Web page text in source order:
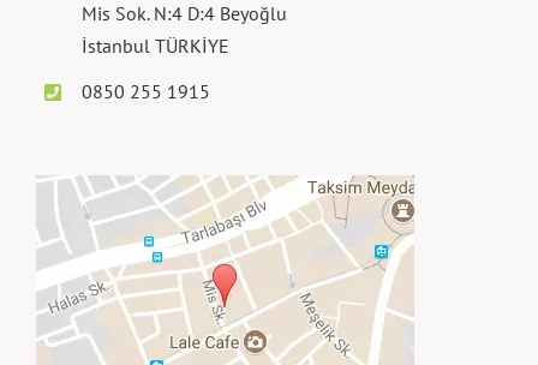
Mis Sok. N:4 D:4 Beyoğlu
İstanbul TÜRKİYE
0850 255 1915